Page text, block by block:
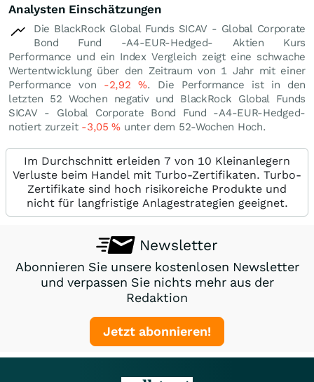
Analysten Einschätzungen
Die BlackRock Global Funds SICAV - Global Corporate
Bond Fund -A4-EUR-Hedged- Aktien Kurs
Performance und ein Index Vergleich zeigt eine schwache
Wertentwicklung über den Zeitraum von 1 Jahr mit einer
Performance von -2,92%. Die Performance ist in den
letzten 52 Wochen negativ und BlackRock Global Funds
SICAV - Global Corporate Bond Fund -A4-EUR-Hedged-
notiert zurzeit -3,05% unter dem 52-Wochen Hoch.
Im Durchschnitt erleiden 7 von 10 Kleinanlegern
Verluste beim Handel mit Turbo-Zertifikaten. Turbo-
Zertifikate sind hoch risikoreiche Produkte und
nicht für langfristige Anlagestrategien geeignet.
Newsletter
Abonnieren Sie unsere kostenlosen Newsletter
und verpassen Sie nichts mehr aus der
Redaktion
Jetzt abonnieren!